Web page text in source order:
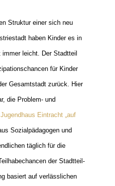
Struktur einer sich neu
haben Kinder es in
leicht. Der Stadtteil
für Kinder
Gesamtstadt zurück. Hier
die Problem- und
Jugendhaus Eintracht „auf
Sozialpädagogen und
täglich für die
der Stadtteil-
basiert auf verlässlichen